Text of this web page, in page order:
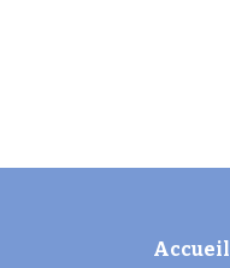
Accueil